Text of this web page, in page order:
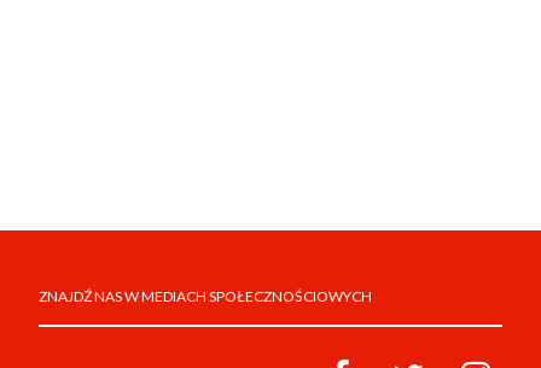
ZNAJDŹ NAS W MEDIACH SPOŁECZNOŚCIOWYCH